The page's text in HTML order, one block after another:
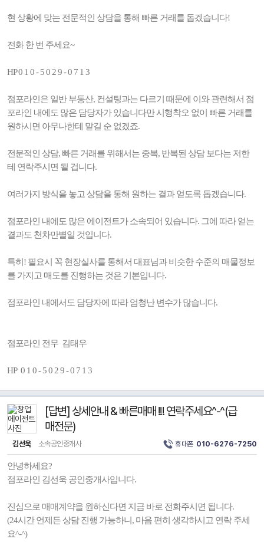
현 상황에 맞는 전문적인 상담을 통해 빠른 거래를 돕겠습니다!
전화 한 번 주세요~
HP 0 1 0 - 5 0 2 9 - 0 7 1 3
점포라인은 일반 부동산, 컨설팅과는 다르기 때문에 이와 관련해서 점
포라인 내에도 많은 담당자가 있습니다만 시행착오 없이 빠른 거래를
원하시면 아무나한테 맡길 순 없겠죠.
전문적인 상담, 빠른 거래를 위해서는 중복, 반복된 상담 보다는 저한
테 연락주시면 될 겁니다.
여러가지 방식을 놓고 상담을 통해 원하는 결과 얻도록 돕겠습니다.
점포라인 내에도 많은 에이전트가 소속되어 있습니다. 그에 따라 얻는
결과도 천차만별일 것입니다.
특히! 필요시 꼭 현장실사를 통해서 대표님과 비슷한 수준의 매물정보
를 가지고 매도를 진행하는 것은 기본입니다.
점포라인 내에서도 담당자에 따라 엄청난 변수가 많습니다.
점포라인 전무 김태우
HP 0 1 0 - 5 0 2 9 - 0 7 1 3
[답변] 상세안내 & 빠른매매 !!! 연락주세요^-^(급
매전문)
김선욱 소속공인중개사 휴대폰 010-6276-7250
안녕하세요?
점포라인 김선욱 공인중개사입니다.
진심으로 매매계약을 원하신다면 지금 바로 전화주시면 됩니다.
(24시간 언제든 상담 진행 가능하니, 마음 편히 생각하시고 연락 주세
요^-^)